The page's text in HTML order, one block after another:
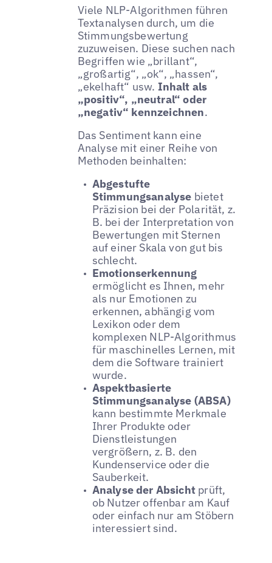
Viele NLP-Algorithmen führen
Textanalysen durch, um die
Stimmungsbewertung
zuzuweisen. Diese suchen nach
Begriffen wie „brillant“,
„großartig“, „ok“, „hassen“,
„ekelhaft“ usw. Inhalt als
„positiv“, „neutral“ oder
„negativ“ kennzeichnen.
Das Sentiment kann eine
Analyse mit einer Reihe von
Methoden beinhalten:
Abgestufte
Stimmungsanalyse bietet
Präzision bei der Polarität, z.
B. bei der Interpretation von
Bewertungen mit Sternen
auf einer Skala von gut bis
schlecht.
Emotionserkennung
ermöglicht es Ihnen, mehr
als nur Emotionen zu
erkennen, abhängig vom
Lexikon oder dem
komplexen NLP-Algorithmus
für maschinelles Lernen, mit
dem die Software trainiert
wurde.
Aspektbasierte
Stimmungsanalyse (ABSA)
kann bestimmte Merkmale
Ihrer Produkte oder
Dienstleistungen
vergrößern, z. B. den
Kundenservice oder die
Sauberkeit.
Analyse der Absicht prüft,
ob Nutzer offenbar am Kauf
oder einfach nur am Stöbern
interessiert sind.